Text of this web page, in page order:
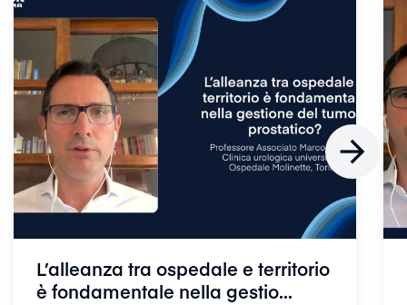
L’alleanza tra ospedale e territorio
è fondamentale nella gestio...
